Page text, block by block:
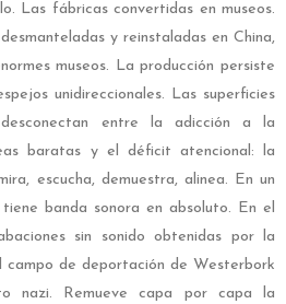
Las fábricas convertidas en museos.
y reinstaladas en China,
museos. La producción persiste
unidireccionales. Las superficies
entre la adicción a la
baratas y el déficit atencional: la
escucha, demuestra, alinea. En un
banda sonora en absoluto. En el
sin sonido obtenidas por la
campo de deportación de Westerbork
nazi. Remueve capa por capa la